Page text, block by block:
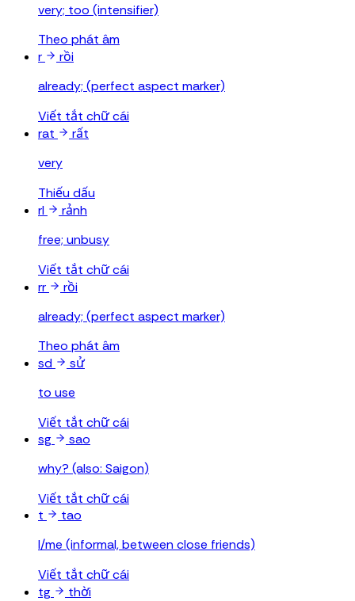
very; too (intensifier)
Theo phát âm
r
rồi
already; (perfect aspect marker)
Viết tắt chữ cái
rat
rất
very
Thiếu dấu
rl
rảnh
free; unbusy
Viết tắt chữ cái
rr
rồi
already; (perfect aspect marker)
Theo phát âm
sd
sử
to use
Viết tắt chữ cái
sg
sao
why? (also: Saigon)
Viết tắt chữ cái
t
tao
I/me (informal, between close friends)
Viết tắt chữ cái
tg
thời